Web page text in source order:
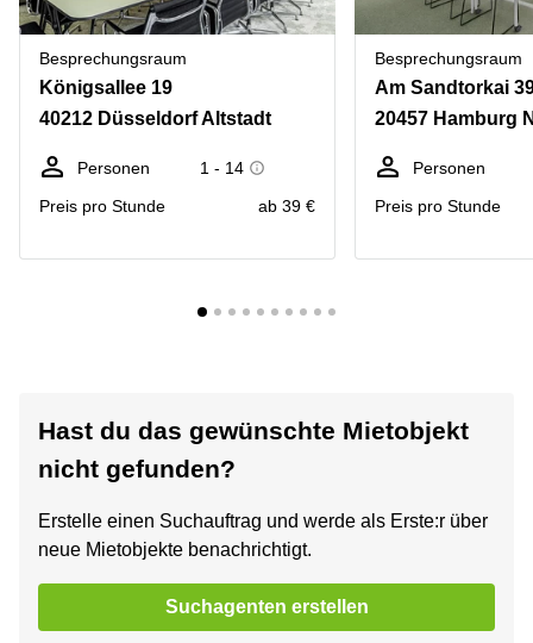
Besprechungsraum
Königsallee 19
40212 Düsseldorf Altstadt
Personen
1 - 14
Preis pro Stunde
ab 39 €
Besprechungsraum
Am Sandtorkai
20457 Hamburg
Personen
Preis pro Stunde
Hast du das gewünschte Mietobjekt
nicht gefunden?
Erstelle einen Suchauftrag und werde als Erste:r über
neue Mietobjekte benachrichtigt.
Suchagenten erstellen